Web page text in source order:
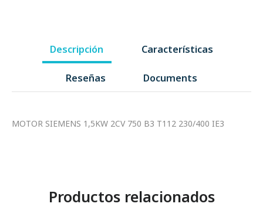
Descripción Características
Reseñas Documents
MOTOR SIEMENS 1,5KW 2CV 750 B3 T112 230/400 IE3
Productos relacionados